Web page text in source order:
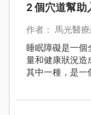
2 個穴道幫助
作者： 馬光醫
睡眠障礙是一個
量和健康狀況造
其中一種，是一